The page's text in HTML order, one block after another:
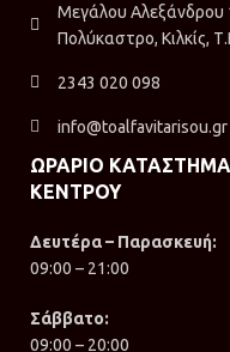
Μεγάλου Αλεξάνδρου
Πολύκαστρο, Κιλκίς,
2343 020 098
info@toalfavitarisou.gr
ΩΡΑΡΙΟ
ΚΕΝΤΡΟΥ
Δευτέρα – Παρασκευή:
09:00 – 21:00
Σάββατο:
09:00 – 20:00